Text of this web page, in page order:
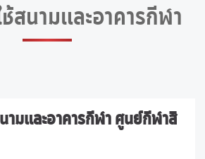
สนามและอาคารกีฬา
ามและอาคารกีฬา ศูนย์กีฬาสิ